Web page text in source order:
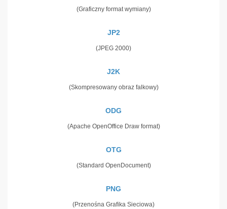
(Graficzny format wymiany)
JP2
(JPEG 2000)
J2K
(Skompresowany obraz falkowy)
ODG
(Apache OpenOffice Draw format)
OTG
(Standard OpenDocument)
PNG
(Przenośna Grafika Sieciowa)